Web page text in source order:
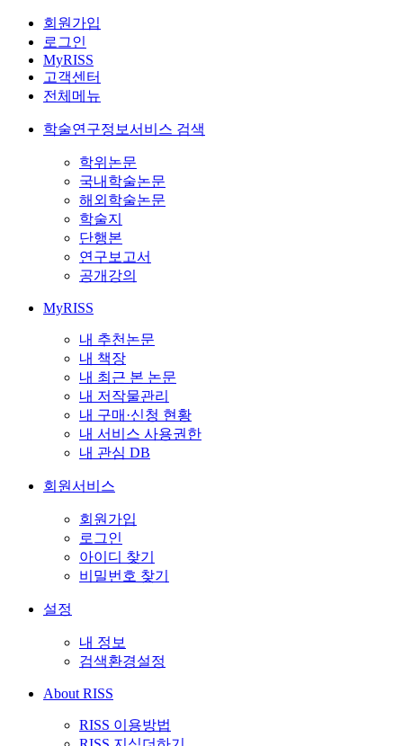
회원가입
로그인
MyRISS
고객센터
전체메뉴
학술연구정보서비스 검색
학위논문
국내학술논문
해외학술논문
학술지
단행본
연구보고서
공개강의
MyRISS
내 추천논문
내 책장
내 최근 본 논문
내 저작물관리
내 구매·신청 현황
내 서비스 사용권한
내 관심 DB
회원서비스
회원가입
로그인
아이디 찾기
비밀번호 찾기
설정
내 정보
검색환경설정
About RISS
RISS 이용방법